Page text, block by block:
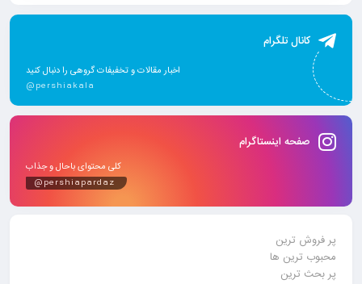
کانال تلگرام
اخبار مقالات و تخفیفات گروهی را دنبال کنید
@pershiakala
صفحه اینستاگرام
کلی محتوای باحال و جذاب
@pershiapardaz
پر فروش ترین
محبوب ترین ها
پر بحث ترین